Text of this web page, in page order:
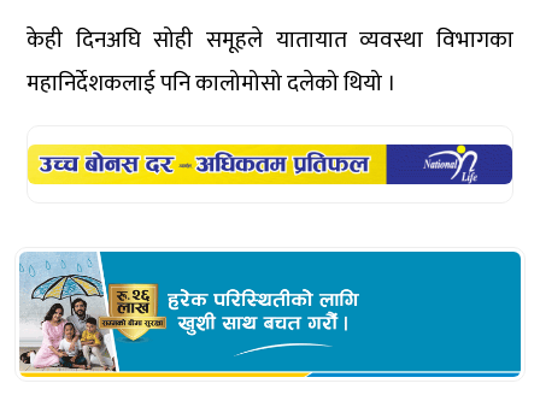
केही दिनअघि सोही समूहले यातायात व्यवस्था विभागका
महानिर्देशकलाई पनि कालोमोसो दलेको थियो ।